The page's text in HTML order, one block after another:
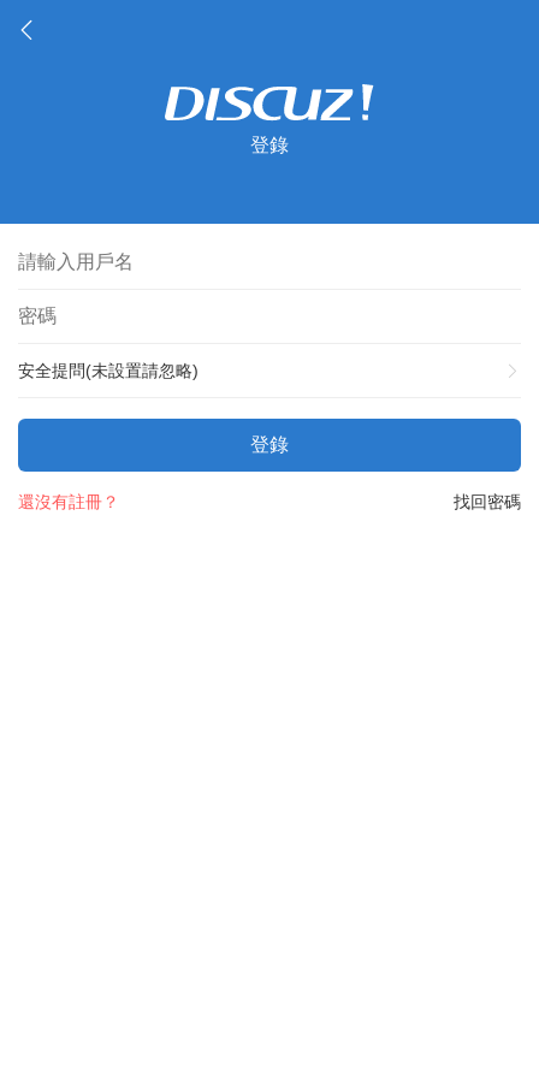
登錄
安全提問(未設置請忽略)
登錄
找回密碼
還沒有註冊？